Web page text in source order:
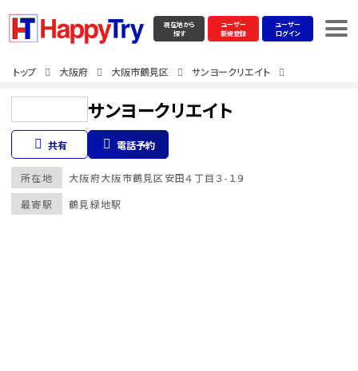
現在地から
探す
ユーザー
新規登録
ユーザー
ログイン
トップ 大阪府 大阪市鶴見区 サンヨークリエイト
サンヨークリエイト
共有 電話予約
最寄駅 鶴見緑地駅
所在地 大阪府大阪市鶴見区 安田４丁目３-１９